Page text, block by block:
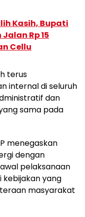
Kasih, Bupati
Rp 15
Cellu
terus
internal di seluruh
dan
sama pada
menegaskan
dengan
pelaksanaan
kebijakan yang
masyarakat